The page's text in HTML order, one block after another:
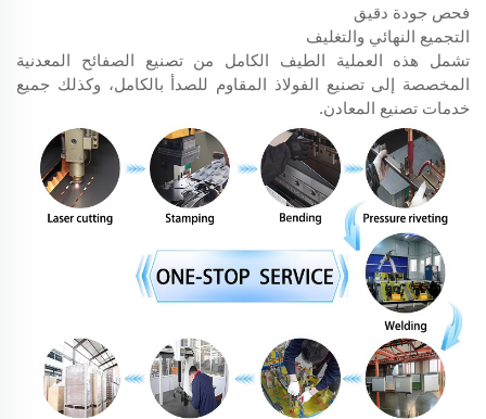
فحص جودة دقيق
التجميع النهائي والتغليف
تشمل هذه العملية الطيف الكامل من تصنيع الصفائح المعدنية
المخصصة إلى تصنيع الفولاذ المقاوم للصدأ بالكامل، وكذلك جميع
خدمات تصنيع المعادن.